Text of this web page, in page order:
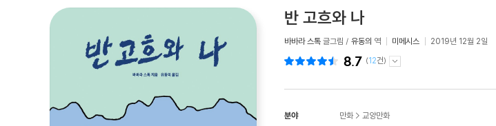
반 고흐와 나
바바라 스톡 글그림 / 유동의 역 미메시스 2019년 12월 2일
8.7 (12건)
분야 만화 > 교양만화